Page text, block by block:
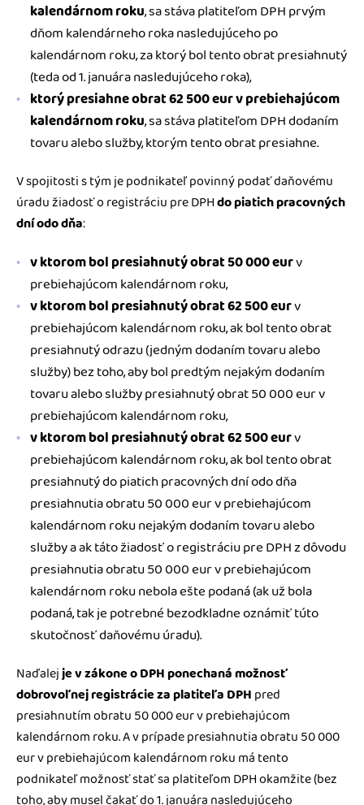
kalendárnom roku, sa stáva platiteľom DPH prvým
dňom kalendárneho roka nasledujúceho po
kalendárnom roku, za ktorý bol tento obrat presiahnutý
(teda od 1. januára nasledujúceho roka),
ktorý presiahne obrat 62 500 eur v prebiehajúcom
kalendárnom roku, sa stáva platiteľom DPH dodaním
tovaru alebo služby, ktorým tento obrat presiahne.
V spojitosti s tým je podnikateľ povinný podať daňovému
úradu žiadosť o registráciu pre DPHdo piatich pracovných
dní odo dňa:
v ktorom bol presiahnutý obrat 50 000 eurv
prebiehajúcom kalendárnom roku,
v ktorom bol presiahnutý obrat 62 500 eurv
prebiehajúcom kalendárnom roku, ak bol tento obrat
presiahnutý odrazu (jedným dodaním tovaru alebo
služby) bez toho, aby bol predtým nejakým dodaním
tovaru alebo služby presiahnutý obrat 50 000 eur v
prebiehajúcom kalendárnom roku,
v ktorom bol presiahnutý obrat 62 500 eurv
prebiehajúcom kalendárnom roku, ak bol tento obrat
presiahnutý do piatich pracovných dní odo dňa
presiahnutia obratu 50 000 eur v prebiehajúcom
kalendárnom roku nejakým dodaním tovaru alebo
služby a ak táto žiadosť o registráciu pre DPH z dôvodu
presiahnutia obratu 50 000 eur v prebiehajúcom
kalendárnom roku nebola ešte podaná (ak už bola
podaná, tak je potrebné bezodkladne oznámiť túto
skutočnosť daňovému úradu).
Naďalejje v zákone o DPH ponechaná možnosť
dobrovoľnej registrácie za platiteľa DPH pred
presiahnutím obratu 50 000 eur v prebiehajúcom
kalendárnom roku. A v prípade presiahnutia obratu 50 000
eur v prebiehajúcom kalendárnom roku má tento
podnikateľ možnosť stať sa platiteľom DPH okamžite (bez
toho, aby musel čakať do 1. januára nasledujúceho